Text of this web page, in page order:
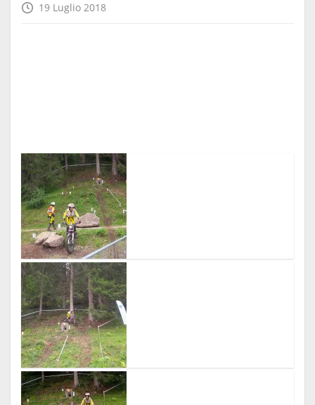
19 Luglio 2018